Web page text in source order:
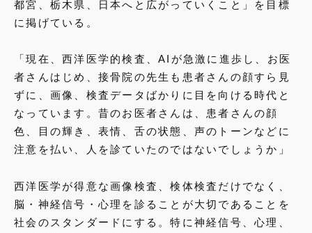
都宮、栃木県、日本へと広がっていくこと」を目標
に掲げている。
「現在、西洋医学的検査、AIが急激に進歩し、お医
者さんはじめ、接骨院の先生も患者さんの顔すら見
ずに、画像、検査データばかりに目を向ける時代と
なっています。昔のお医者さんは、患者さんの顔
色、目の輝き、表情、舌の状態、声のトーンなどに
注意を払い、人を診ていたのではないでしょうか」
西洋医学が得意な画像検査、検体検査だけでなく、
脳・神経信号・心理を診ることが大切であることを
社会のスタンダードにする。特に神経信号、心理、